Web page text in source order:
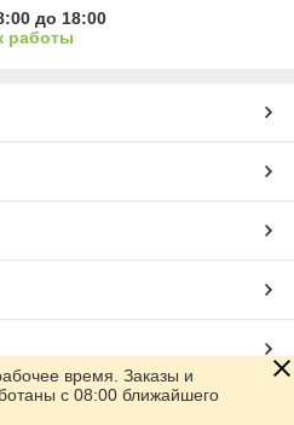
до 18:00
работы
время. Заказы и
с 08:00 ближайшего